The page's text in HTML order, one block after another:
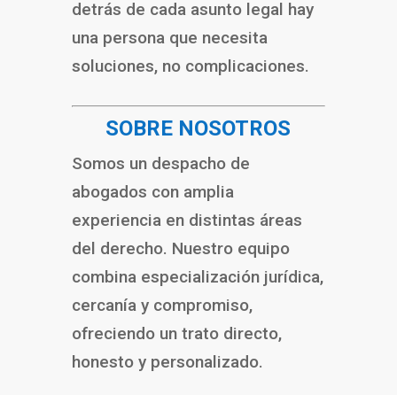
detrás de cada asunto legal hay
una persona que necesita
soluciones, no complicaciones.
SOBRE NOSOTROS
Somos un despacho de
abogados con amplia
experiencia en distintas áreas
del derecho. Nuestro equipo
combina especialización jurídica,
cercanía y compromiso,
ofreciendo un trato directo,
honesto y personalizado.